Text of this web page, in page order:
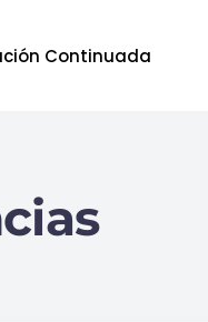
Continuada